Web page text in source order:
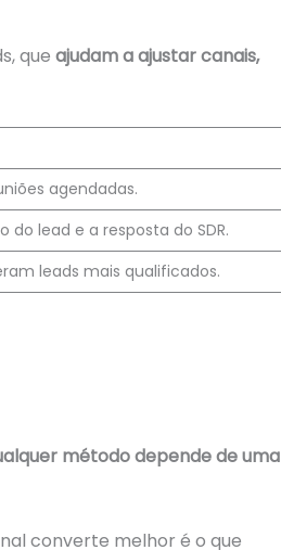
que ajudam a ajustar canais,
agendadas.
lead e a resposta do SDR.
leads mais qualificados.
método depende de uma
converte melhor é o que